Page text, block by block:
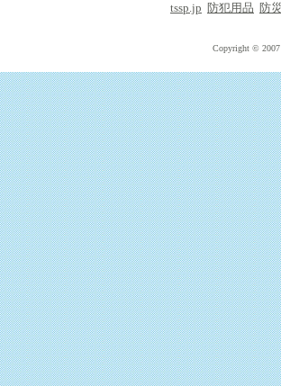
tssp.jp
防犯用品 防
Copyright © 2007